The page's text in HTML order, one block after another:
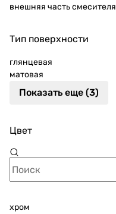
внешняя часть смесителя
Тип поверхности
глянцевая
матовая
Показать еще (3)
Цвет
хром